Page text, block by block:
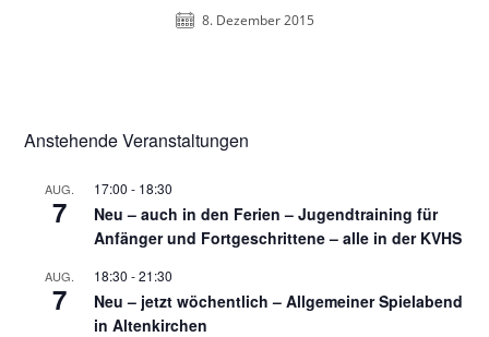
8. Dezember 2015
Anstehende Veranstaltungen
AUG.
7
17:00 - 18:30
Neu – auch in den Ferien – Jugendtraining für
Anfänger und Fortgeschrittene – alle in der KVHS
AUG.
7
18:30 -21:30
Neu – jetzt wöchentlich – Allgemeiner Spielabend
in Altenkirchen